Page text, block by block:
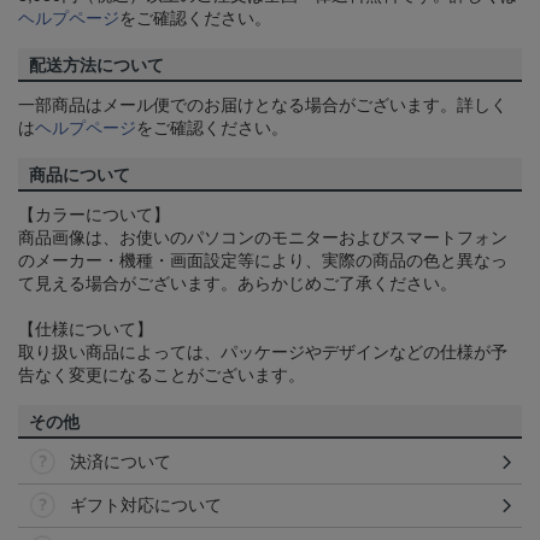
ヘルプページをご確認ください。
配送方法について
一部商品はメール便でのお届けとなる場合がございます。詳しく
はヘルプページをご確認ください。
商品について
【カラーについて】
商品画像は、お使いのパソコンのモニターおよびスマートフォン
のメーカー・機種・画面設定等により、実際の商品の色と異なっ
て見える場合がございます。あらかじめご了承ください。
【仕様について】
取り扱い商品によっては、パッケージやデザインなどの仕様が予
告なく変更になることがございます。
その他
決済について
ギフト対応について